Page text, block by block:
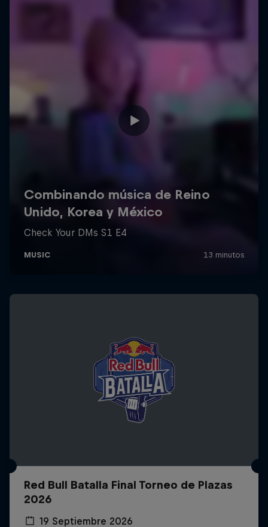
Red Bull Batalla Final Torneo de Plazas
2026
19 Septiembre 2026